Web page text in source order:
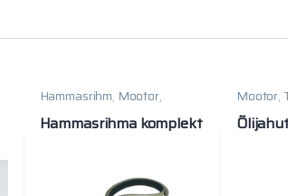
Hammasrihm, Mootor,
Hammasrihma komplekt
Mootor,